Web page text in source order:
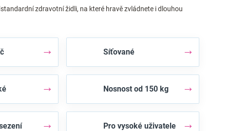
zdravotní židli, na které hravě zvládnete i dlouhou
Síťované
Nosnost od 150 kg
Pro vysoké uživatele